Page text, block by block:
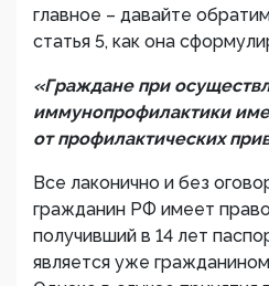
главное – давайте
статья 5, как она
«Граждане при
иммунопрофилактики
от профилактических
Все лаконично и без
гражданин РФ имеет
получивший в 14 лет
является уже